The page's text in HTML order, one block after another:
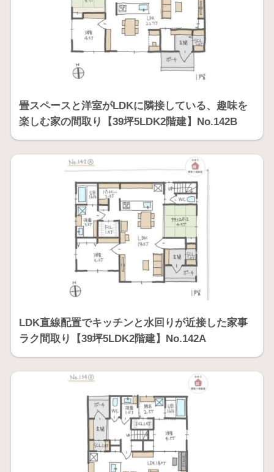
畳スペースと洋室がLDKに隣接している、趣味を
楽しむ家の間取り【39坪5LDK2階建】No.142B
LDK直線配置でキッチンと水回りが近接した家事
ラク間取り【39坪5LDK2階建】No.142A